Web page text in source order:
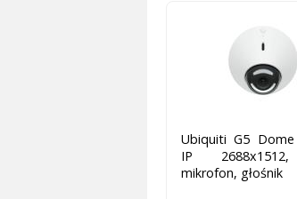
Ubiquiti G5 Dome
IP
mikrofon, głośnik